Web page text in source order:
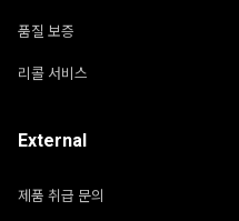
품질 보증
리콜 서비스
External
제품 취급 문의